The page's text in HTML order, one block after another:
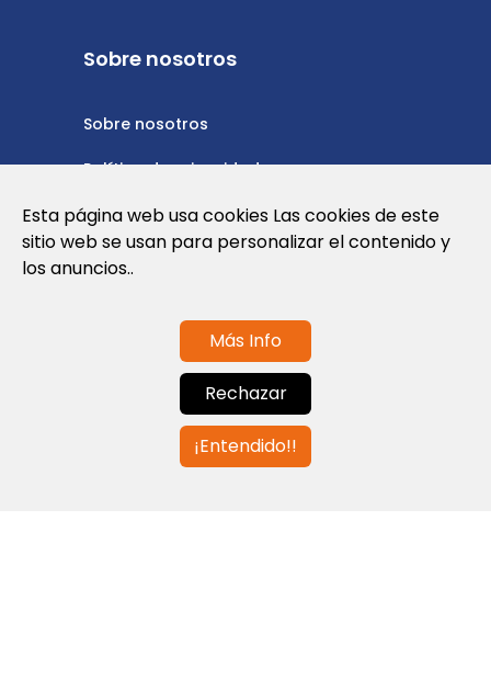
Sobre nosotros
Sobre nosotros
Política de privacidad
Política de cookies
Nota Legal y Condiciones de Uso de la
Contáctanos
info@globalagents.net
Esta página web usa cookies Las cookies de este
sitio web se usan para personalizar el contenido y
los anuncios..
Más Info
Rechazar
¡Entendido!!